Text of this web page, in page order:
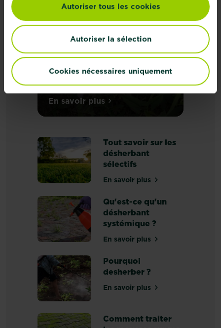
Autoriser tous les cookies
Autoriser la sélection
Cookies nécessaires uniquement
Comment se
débarrasser du
liseron ?
L’arrivée
généralement
de
l’apparition
de
herbes
dans
votre
jardin.
Ces
indésirables
sont
particulièrement
inesthétiques
viennent
En savoir plussur Comment se débarrasser du
Tout savoir sur les
désherbant
sélectifs
En savoir plussur Tout savoir sur les
Qu'est-ce qu'un
désherbant
systémique ?
En savoir plussur Qu'est-ce qu'un
Pourquoi
desherber ?
En savoir plussur Pourquoi desherber ?
Comment traiter